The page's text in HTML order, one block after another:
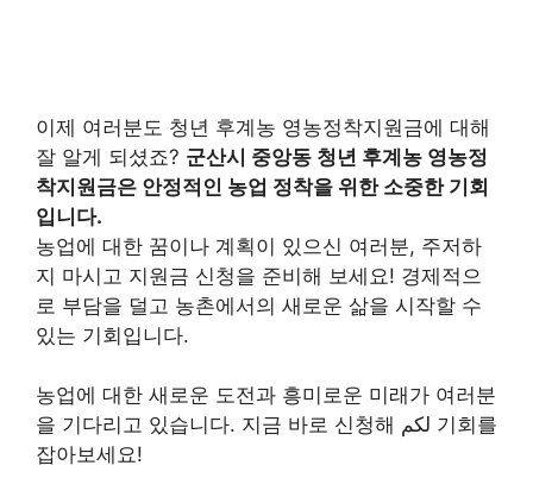
이제 여러분도 청년 후계농 영농정착지원금에 대해
잘 알게 되셨죠? 군산시 중앙동 청년 후계농 영농정
착지원금은 안정적인 농업 정착을 위한 소중한 기회
입니다.
농업에 대한 꿈이나 계획이 있으신 여러분, 주저하
지 마시고 지원금 신청을 준비해 보세요! 경제적으
로 부담을 덜고 농촌에서의 새로운 삶을 시작할 수
있는 기회입니다.
농업에 대한 새로운 도전과 흥미로운 미래가 여러분
을 기다리고 있습니다. 지금 바로 신청해 لكم 기회를
잡아보세요!